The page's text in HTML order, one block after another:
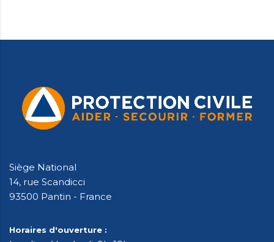
Siège National
14, rue Scandicci
93500 Pantin - France
Horaires d'ouverture :